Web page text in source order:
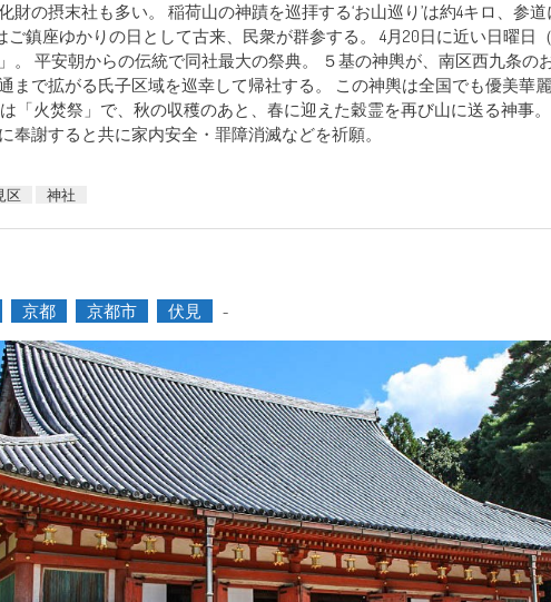
財の摂末社も多い。 稲荷山の神蹟を巡拝する‘お山巡り’は約4キロ、参
ご鎮座ゆかりの日として古来、民衆が群参する。 4月20日に近い日曜日
。 平安朝からの伝統で同社最大の祭典。 ５基の神輿が、南区西九条の
まで拡がる氏子区域を巡幸して帰社する。 この神輿は全国でも優美華
は「火焚祭」で、秋の収穫のあと、春に迎えた穀霊を再び山に送る神事
奉謝すると共に家内安全・罪障消滅などを祈願。
区 神社
京都 京都市 伏見 -